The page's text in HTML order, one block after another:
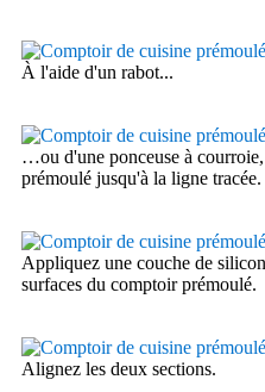
À l'aide d'un rabot...
…ou d'une ponceuse à
prémoulé jusqu'à la ligne tracée.
Appliquez une couche de
surfaces du comptoir prémoulé.
Alignez les deux sections.